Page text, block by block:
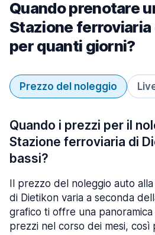
Quando prenotare
Stazione ferroviaria
per quanti giorni?
Prezzo del noleggio
Quando i prezzi per il
Stazione ferroviaria di
bassi?
Il prezzo del noleggio auto
di Dietikon varia a seconda
grafico ti offre una
prezzi nel corso dei mesi,